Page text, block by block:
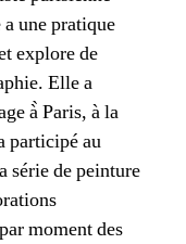
une pratique
explore de
Elle a
à̀ Paris, à la
participé au
série de peinture
moment des